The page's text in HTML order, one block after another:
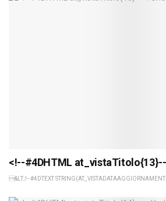
<!--#4DHTML at_vistaTitolo{13}--
&LT;!--#4DTEXT